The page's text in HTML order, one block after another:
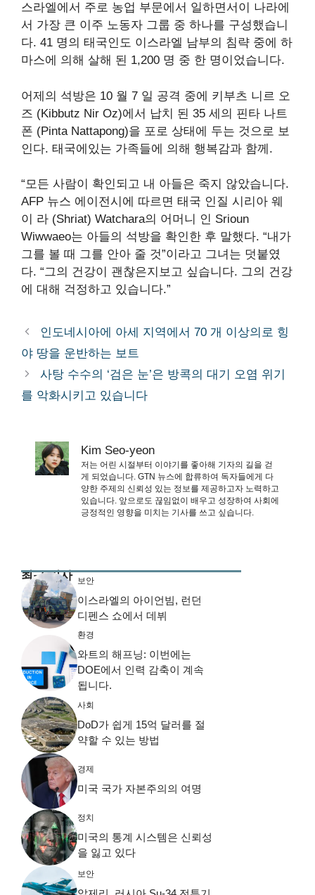
스라엘에서 주로 농업 부문에서 일하면서이 나라에
서 가장 큰 이주 노동자 그룹 중 하나를 구성했습니
다. 41 명의 태국인도 이스라엘 남부의 침략 중에 하
마스에 의해 살해 된 1,200 명 중 한 명이었습니다.
어제의 석방은 10 월 7 일 공격 중에 키부츠 니르 오
즈 (Kibbutz Nir Oz)에서 납치 된 35 세의 핀타 나트
폰 (Pinta Nattapong)을 포로 상태에 두는 것으로 보
인다. 태국에있는 가족들에 의해 행복감과 함께.
“모든 사람이 확인되고 내 아들은 죽지 않았습니다.
AFP 뉴스 에이전시에 따르면 태국 인질 시리아 웨
이 라 (Shriat) Watchara의 어머니 인 Srioun
Wiwwaeo는 아들의 석방을 확인한 후 말했다. “내가
그를 볼 때 그를 안아 줄 것”이라고 그녀는 덧붙였
다. “그의 건강이 괜찮은지보고 싶습니다. 그의 건강
에 대해 걱정하고 있습니다.”
인도네시아에 아세 지역에서 70 개 이상의로 힝
야 땅을 운반하는 보트
사탕 수수의 ‘검은 눈’은 방콕의 대기 오염 위기
를 악화시키고 있습니다
Kim Seo-yeon
저는 어린 시절부터 이야기를 좋아해 기자의 길을 걷
게 되었습니다. GTN 뉴스에 합류하여 독자들에게 다
양한 주제의 신뢰성 있는 정보를 제공하고자 노력하고
있습니다. 앞으로도 끊임없이 배우고 성장하여 사회에
긍정적인 영향을 미치는 기사를 쓰고 싶습니다.
최근 기사 보안
이스라엘의 아이언빔, 런던
디펜스 쇼에서 데뷔
환경
와트의 해프닝: 이번에는
DOE에서 인력 감축이 계속
됩니다.
사회
DoD가 쉽게 15억 달러를 절
약할 수 있는 방법
경제
미국 국가 자본주의의 여명
정치
미국의 통계 시스템은 신뢰성
을 잃고 있다
보안